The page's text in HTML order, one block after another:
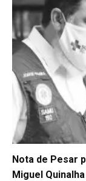
Nota de Pesar
Miguel Quinalha